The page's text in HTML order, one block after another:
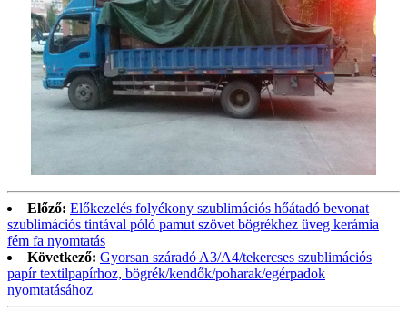
Előző: Előkezelés folyékony szublimációs hőátadó bevonat
szublimációs tintával póló pamut szövet bögrékhez üveg kerámia
fém fa nyomtatás
Következő: Gyorsan száradó A3/A4/tekercses szublimációs
papír textilpapírhoz, bögrék/kendők/poharak/egérpadok
nyomtatásához